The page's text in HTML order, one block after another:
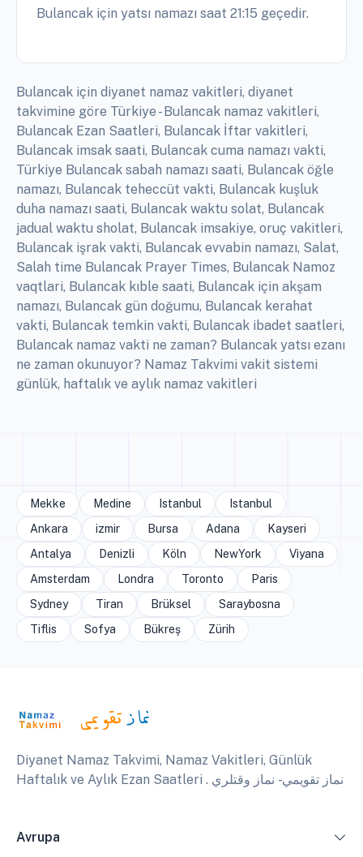
Bulancak için yatsı namazı saat 21:15 geçedir.
Bulancak için diyanet namaz vakitleri, diyanet
takvimine göre Türkiye - Bulancak namaz vakitleri,
Bulancak Ezan Saatleri, Bulancak İftar vakitleri,
Bulancak imsak saati, Bulancak cuma namazı vakti,
Türkiye Bulancak sabah namazı saati, Bulancak öğle
namazı, Bulancak teheccüt vakti, Bulancak kuşluk
duha namazı saati, Bulancak waktu solat, Bulancak
jadual waktu sholat, Bulancak imsakiye, oruç vakitleri,
Bulancak işrak vakti, Bulancak evvabin namazı, Salat,
Salah time Bulancak Prayer Times, Bulancak Namoz
vaqtlari, Bulancak kıble saati, Bulancak için akşam
namazı, Bulancak gün doğumu, Bulancak kerahat
vakti, Bulancak temkin vakti, Bulancak ibadet saatleri,
Bulancak namaz vakti ne zaman? Bulancak yatsı ezanı
ne zaman okunuyor? Namaz Takvimi vakit sistemi
günlük, haftalık ve aylık namaz vakitleri
Mekke Medine Istanbul
Istanbul
Ankara
izmir Bursa Adana
Kayseri
Antalya
Denizli Köln NewYork
Viyana
Amsterdam
Londra Toronto
Paris
Sydney
Tiran Brüksel
Saraybosna
Tiflis
Sofya Bükreş Zürih
Diyanet Namaz Takvimi, Namaz Vakitleri, Günlük
Haftalık ve Aylık Ezan Saatleri . نماز تقويمي - نماز وقتلري
Avrupa